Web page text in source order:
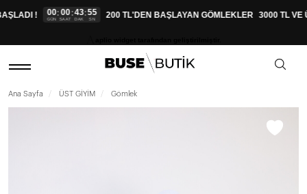
! 00
GÜN
:00
SAAT
:43
DAK
:54
SN 200 TL'DEN BAŞLAYAN GÖMLEKLER 3000 TL VE
Ana Sayfa ÜST GİYİM Gömlek